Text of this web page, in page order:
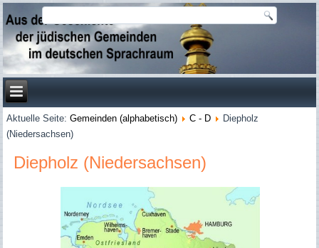
Aktuelle Seite:Gemeinden (alphabetisch) C - D
Diepholz
(Niedersachsen)
Diepholz (Niedersachsen)